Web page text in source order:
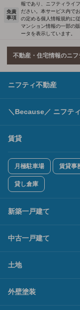
免責
事項
報であり、ニフティライ
ださい。本サービス内で
の定める個人情報規約に
マンション情報の一部の
ータを表示しています。
不動産・住宅情報のニ
ニフティ不動産
＼Because／ ニフテ
賃貸
月極駐車場 賃貸事
貸し倉庫
新築一戸建て
中古一戸建て
土地
外壁塗装